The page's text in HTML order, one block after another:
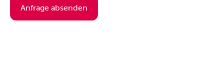
Anfrage absenden